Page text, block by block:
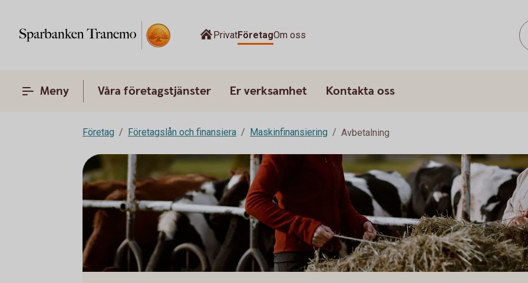
PrivatFöretagOm oss
Meny Våra företagstjänster Er verksamhet Kontakta oss
Företag Företagslån och finansiera Maskinfinansiering Avbetalning